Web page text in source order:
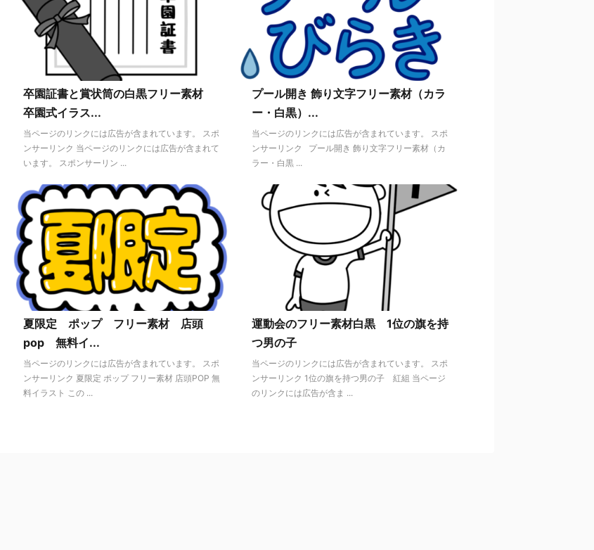
卒園証書と賞状筒の白黒フリー素材
卒園式イラス...
当ページのリンクには広告が含まれています。 スポ
ンサーリンク 当ページのリンクには広告が含まれて
います。 スポンサーリン ...
プール開き 飾り文字フリー素材（カラ
ー・白黒）...
当ページのリンクには広告が含まれています。 スポ
ンサーリンク プール開き 飾り文字フリー素材（カ
ラー・白黒 ...
夏限定 ポップ フリー素材 店頭
pop 無料イ...
当ページのリンクには広告が含まれています。 スポ
ンサーリンク 夏限定 ポップ フリー素材 店頭POP 無
料イラスト この ...
運動会のフリー素材白黒 1位の旗を持
つ男の子
当ページのリンクには広告が含まれています。 スポ
ンサーリンク 1位の旗を持つ男の子 紅組 当ページ
のリンクには広告が含ま ...